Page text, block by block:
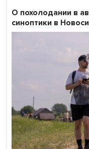
О похолодании в
синоптики в